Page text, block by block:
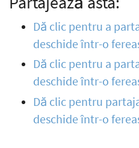
Dă clic pentru a
deschide într-o
Dă clic pentru a
deschide într-o
Dă clic pentru
deschide într-o